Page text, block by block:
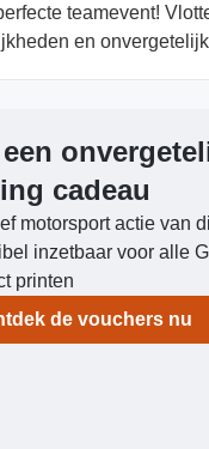
teamevent!
en
een
cadeau
motorsport actie van
inzetbaar voor alle
printen
de vouchers nu